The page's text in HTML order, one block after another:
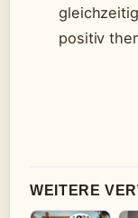
positiv
WEITERE